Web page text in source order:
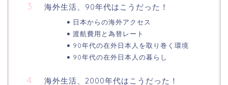
海外生活、90年代はこうだった！
日本からの海外アクセス
渡航費用と為替レート
90年代の在外日本人を取り巻く環境
90年代の在外日本人の暮らし
海外生活、2000年代はこうだった！